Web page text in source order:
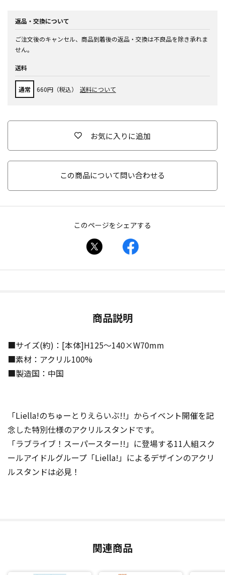
返品・交換について
ご注文後のキャンセル、商品到着後の返品・交換は不良品を除き承れま
せん。
送料
通常 660円（税込） 送料について
お気に入りに追加
この商品について問い合わせる
このページをシェアする
商品説明
■サイズ(約)：[本体]H125〜140×W70mm
■素材：アクリル100%
■製造国：中国
「Liella!のちゅーとりえらいぶ!!」からイベント開催を記
念した特別仕様のアクリルスタンドです。
「ラブライブ！スーパースター!!」に登場する11人組スク
ールアイドルグループ「Liella!」によるデザインのアクリ
ルスタンドは必見！
関連商品